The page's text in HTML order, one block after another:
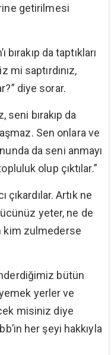
getirilmesi
bırakıp da taptıkları
mi saptırdınız,
diye sorar.
seni bırakıp da
Sen onlara ve
da seni anmayı
olup çıktılar.”
Artık ne
yeter, ne de
kim zulmederse
bütün
yerler ve
misiniz diye
her şeyi hakkıyla